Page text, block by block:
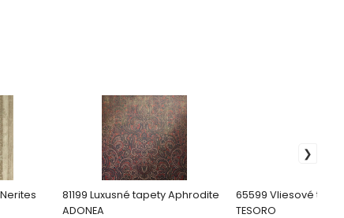
81199 Luxusné tapety Aphrodite
ADONEA
65599 Vliesové
TESORO